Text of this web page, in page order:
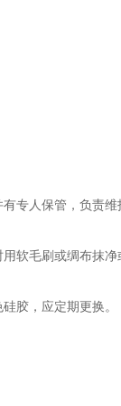
人保管，负责维
毛刷或绸布抹净
胶，应定期更换。